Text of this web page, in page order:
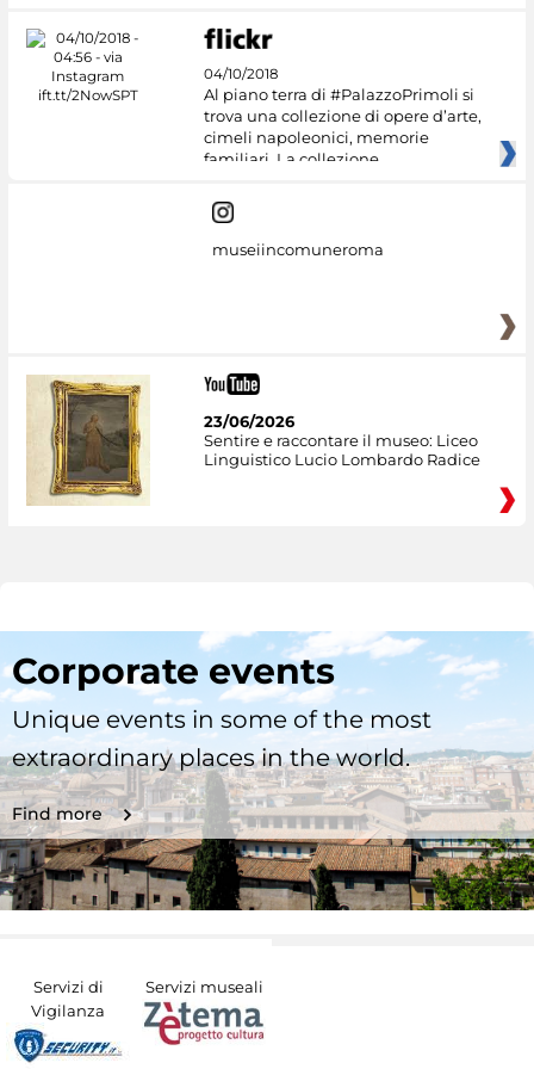
04/10/2018
Al piano terra di #PalazzoPrimoli si
trova una collezione di opere d’arte,
cimeli napoleonici, memorie
familiari. La collezione
museiincomuneroma
23/06/2026
Sentire e raccontare il museo: Liceo
Linguistico Lucio Lombardo Radice
Corporate events
Unique events in some of the most
extraordinary places in the world.
Find more
Servizi di
Vigilanza
Servizi museali